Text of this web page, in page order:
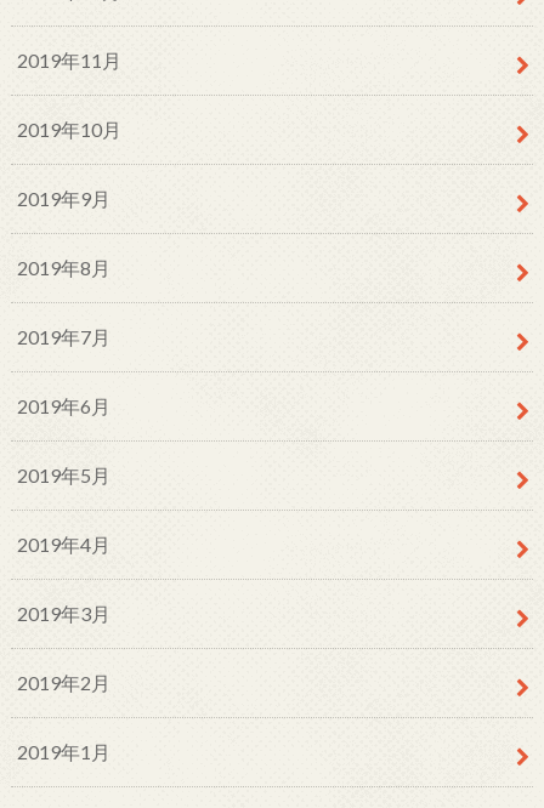
2019年11月
2019年10月
2019年9月
2019年8月
2019年7月
2019年6月
2019年5月
2019年4月
2019年3月
2019年2月
2019年1月